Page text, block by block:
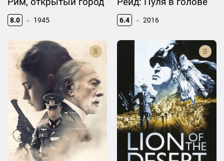
8.0 1945 6.4 2016